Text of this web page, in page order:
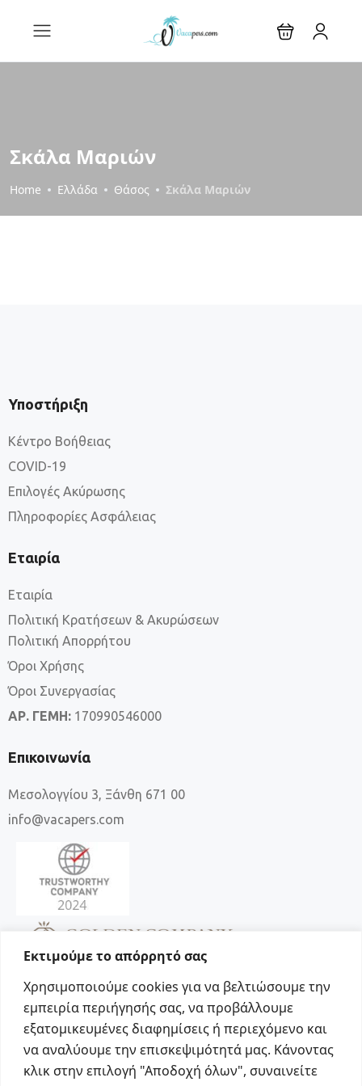
Εκτιμούμε το απόρρητό σας
Χρησιμοποιούμε cookies για να βελτιώσουμε την
εμπειρία περιήγησής σας, να προβάλλουμε
εξατομικευμένες διαφημίσεις ή περιεχόμενο και
να αναλύουμε την επισκεψιμότητά μας. Κάνοντας
κλικ στην επιλογή "Αποδοχή όλων", συναινείτε
Σκάλα Μαριών
Home Ελλάδα Θάσος Σκάλα Μαριών
Υποστήριξη
Κέντρο Βοήθειας
COVID-19
Επιλογές Ακύρωσης
Πληροφορίες Ασφάλειας
Εταιρία
Εταιρία
Πολιτική Κρατήσεων & Ακυρώσεων
Πολιτική Απορρήτου
Όροι Χρήσης
Όροι Συνεργασίας
ΑΡ. ΓΕΜΗ: 170990546000
Επικοινωνία
Μεσολογγίου 3, Ξάνθη 671 00
info@vacapers.com
Social